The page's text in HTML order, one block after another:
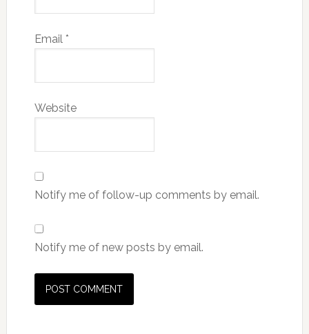
Email *
Website
Notify me of follow-up comments by email.
Notify me of new posts by email.